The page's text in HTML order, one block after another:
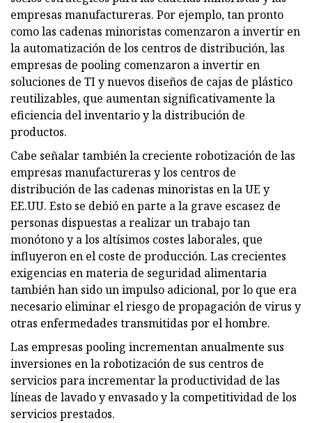
empresas manufactureras. Por ejemplo, tan pronto
como las cadenas minoristas comenzaron a invertir en
la automatización de los centros de distribución, las
empresas de pooling comenzaron a invertir en
soluciones de TI y nuevos diseños de cajas de plástico
reutilizables, que aumentan significativamente la
eficiencia del inventario y la distribución de
productos.
Cabe señalar también la creciente robotización de las
empresas manufactureras y los centros de
distribución de las cadenas minoristas en la UE y
EE.UU. Esto se debió en parte a la grave escasez de
personas dispuestas a realizar un trabajo tan
monótono y a los altísimos costes laborales, que
influyeron en el coste de producción. Las crecientes
exigencias en materia de seguridad alimentaria
también han sido un impulso adicional, por lo que era
necesario eliminar el riesgo de propagación de virus y
otras enfermedades transmitidas por el hombre.
Las empresas pooling incrementan anualmente sus
inversiones en la robotización de sus centros de
servicios para incrementar la productividad de las
líneas de lavado y envasado y la competitividad de los
servicios prestados.